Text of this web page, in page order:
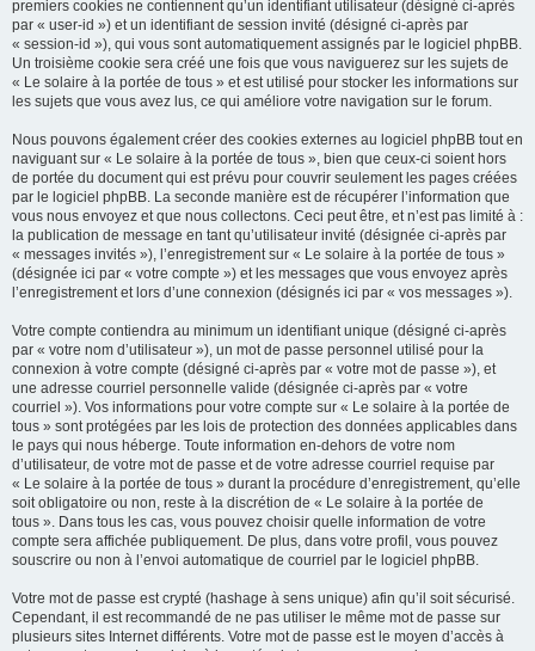
premiers cookies ne contiennent qu’un identifiant utilisateur (désigné ci-après
par « user-id ») et un identifiant de session invité (désigné ci-après par
« session-id »), qui vous sont automatiquement assignés par le logiciel phpBB.
Un troisième cookie sera créé une fois que vous naviguerez sur les sujets de
« Le solaire à la portée de tous » et est utilisé pour stocker les informations sur
les sujets que vous avez lus, ce qui améliore votre navigation sur le forum.
Nous pouvons également créer des cookies externes au logiciel phpBB tout en
naviguant sur « Le solaire à la portée de tous », bien que ceux-ci soient hors
de portée du document qui est prévu pour couvrir seulement les pages créées
par le logiciel phpBB. La seconde manière est de récupérer l’information que
vous nous envoyez et que nous collectons. Ceci peut être, et n’est pas limité à :
la publication de message en tant qu’utilisateur invité (désignée ci-après par
« messages invités »), l’enregistrement sur « Le solaire à la portée de tous »
(désignée ici par « votre compte ») et les messages que vous envoyez après
l’enregistrement et lors d’une connexion (désignés ici par « vos messages »).
Votre compte contiendra au minimum un identifiant unique (désigné ci-après
par « votre nom d’utilisateur »), un mot de passe personnel utilisé pour la
connexion à votre compte (désigné ci-après par « votre mot de passe »), et
une adresse courriel personnelle valide (désignée ci-après par « votre
courriel »). Vos informations pour votre compte sur « Le solaire à la portée de
tous » sont protégées par les lois de protection des données applicables dans
le pays qui nous héberge. Toute information en-dehors de votre nom
d’utilisateur, de votre mot de passe et de votre adresse courriel requise par
« Le solaire à la portée de tous » durant la procédure d’enregistrement, qu’elle
soit obligatoire ou non, reste à la discrétion de « Le solaire à la portée de
tous ». Dans tous les cas, vous pouvez choisir quelle information de votre
compte sera affichée publiquement. De plus, dans votre profil, vous pouvez
souscrire ou non à l’envoi automatique de courriel par le logiciel phpBB.
Votre mot de passe est crypté (hashage à sens unique) afin qu’il soit sécurisé.
Cependant, il est recommandé de ne pas utiliser le même mot de passe sur
plusieurs sites Internet différents. Votre mot de passe est le moyen d’accès à